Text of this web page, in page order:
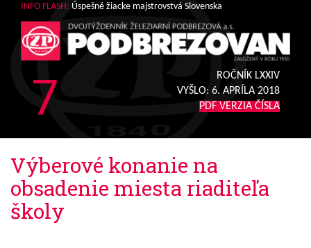
INFO FLASH: Úspešné žiacke majstrovstvá Slovenska
7
ROČNÍK LXXIV
VYŠLO: 6. APRÍLA 2018
PDF VERZIA ČÍSLA
Výberové konanie na
obsadenie miesta riaditeľa
školy